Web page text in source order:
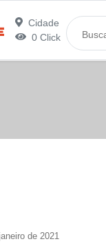
Cidade
0 Click
de 2021